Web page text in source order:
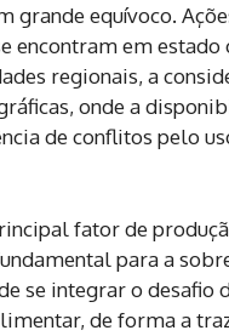
grande equívoco.
encontram em estado
regionais, a
onde a
de conflitos pelo
fator de
para a
se integrar o desafio
de forma a